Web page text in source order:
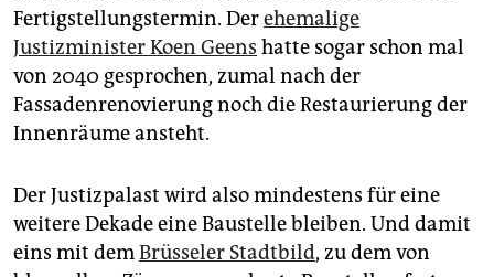
Fertigstellungstermin. Derehemalige
Justizminister Koen Geens hatte sogar schon mal
von 2040 gesprochen, zumal nach der
Fassadenrenovierung noch die Restaurierung der
Innenräume ansteht.
Der Justizpalast wird also mindestens für eine
weitere Dekade eine Baustelle bleiben. Und damit
eins mit demBrüsseler Stadtbild, zu dem von